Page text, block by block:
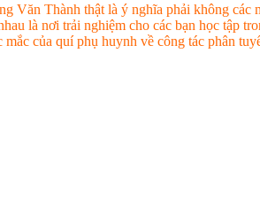
Văn Thành thật là ý nghĩa phải không
là nơi trải nghiệm cho các bạn học tập
của quí phụ huynh về công tác phân